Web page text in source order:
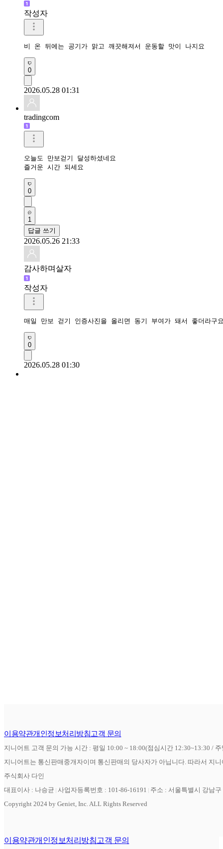
작성자
비 온 뒤에는 공기가 맑고 깨끗해져서 운동할 맛이 나지요
0
2026.05.28 01:31
tradingcom
오늘도 만보걷기 달성하셨네요
즐거운 시간 되세요
0
1
답글 쓰기
2026.05.26 21:33
감사하며살자
작성자
매일 만보 걷기 인증사진을 올리면 동기 부여가 돼서 좋더라구
0
2026.05.28 01:30
이용약관개인정보처리방침고객 문의
지니어트 고객 문의 가능 시간 : 평일 10:00 ~ 18:00(점심시간 12:30~13:30 /
지니어트는 통신판매중개자이며 통신판매의 당사자가 아닙니다. 따라서 지
주식회사 다인
대표이사 : 나승균 사업자등록번호 : 101-86-16191
주소 : 서울특별시 강남
Copyright 2024 by Geniet, Inc. ALL Rights Reserved
이용약관개인정보처리방침고객 문의